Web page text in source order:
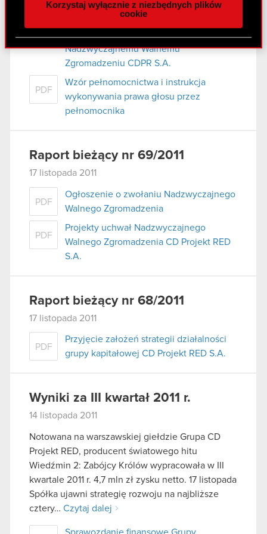
z naszej witryny, udostępniamy partnerom
Partnerzy mogą połączyć te informacje z innymi
danymi otrzymanymi od Ciebie lub uzyskanymi
podczas korzystania z ich usług. Kontynuując
korzystanie z naszej witryny, zgadasz się na
używanie plików cookie.
Korzystaj wyłącznie z niezbędnych plików
cookie
PDF
Projektowane zmiany w Statucie
Nadzwyczajnemu Walnemu
Zgromadzeniu CDPR S.A.
PDF
Wzór pełnomocnictwa i instrukcja
wykonywania prawa głosu przez
pełnomocnika
Raport bieżący nr 69/2011
17 listopada 2011
PDF
Ogłoszenie o zwołaniu Nadzwyczajnego
Walnego Zgromadzenia
PDF
Projekty uchwał Nadzwyczajnego
Walnego Zgromadzenia CD Projekt RED
S.A.
Raport bieżący nr 68/2011
17 listopada 2011
PDF
Przyjęcie założeń strategii działalności
grupy kapitałowej CD Projekt RED S.A.
Wyniki za III kwartał 2011 r.
14 listopada 2011
Notowana na warszawskiej giełdzie Grupa CD
Projekt RED, producent światowego hitu
Wiedźmin 2: Zabójcy Królów wypracowała w III
kwartale 2011 r. 4,7 mln zł zysku netto. 17 listopada
Spółka ujawni strategię rozwoju na najbliższe
cztery… Czytaj dalej